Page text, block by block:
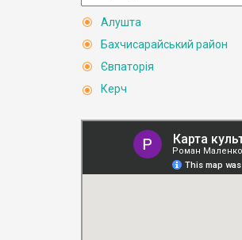
Алушта
Бахчисарайський район
Євпаторія
Керч